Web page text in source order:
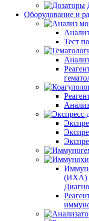
Оборудование и
Тест
(ИХА)